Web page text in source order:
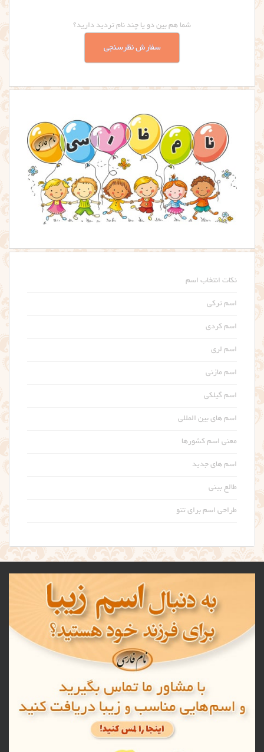
شما هم بین دو یا چند نام تردید دارید؟
سفارش نظرسنجی
نکات انتخاب اسم
اسم ترکی
اسم کردی
اسم لری
اسم مازنی
اسم گیلکی
اسم های بین المللی
معنی اسم کشورها
اسم های جدید
طالع بینی
طراحی اسم برای تتو